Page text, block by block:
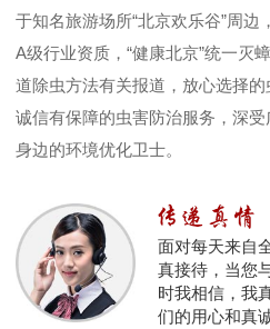
于知名旅游场所“北京欢乐谷”周边
A级行业资质，“健康北京”统一灭
道除虫方法有关报道，放心选择
诚信有保障的虫害防治服务，深
身边的环境优化卫士。
面对每天来自
真接待，当您
时我相信，我
们的用心和真